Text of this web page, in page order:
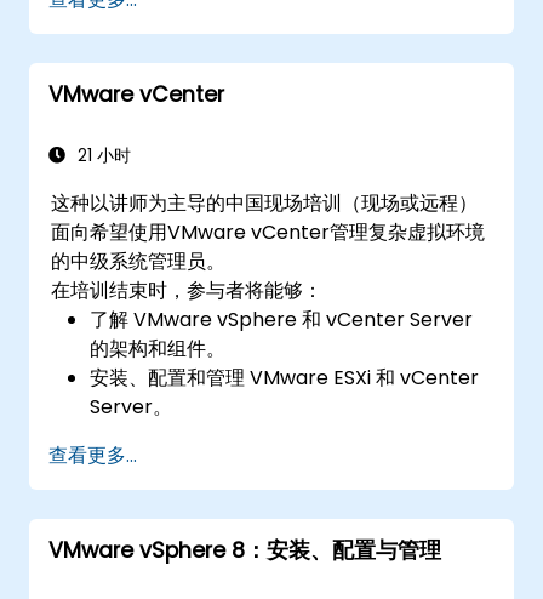
VMware vCenter
21 小时
这种以讲师为主导的中国现场培训（现场或远程）
面向希望使用VMware vCenter管理复杂虚拟环境
的中级系统管理员。
在培训结束时，参与者将能够：
了解 VMware vSphere 和 vCenter Server
的架构和组件。
安装、配置和管理 VMware ESXi 和 vCenter
Server。
创建、管理和迁移虚拟机。
确保虚拟化环境中的高可用性和灾难恢复。
自动执行 vSphere 任务并管理生命周期和升
级。
查看更多...
VMware vSphere 8：安装、配置与管理